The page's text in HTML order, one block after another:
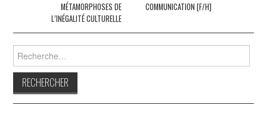
MÉTAMORPHOSES DE
L’INÉGALITÉ CULTURELLE
COMMUNICATION [F/H]